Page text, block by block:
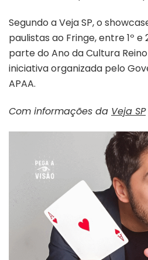
Segundo a Veja SP, o
paulistas ao Fringe, entre 1º
parte do Ano da Cultura
iniciativa organizada pelo
APAA.
Com informações da Veja SP